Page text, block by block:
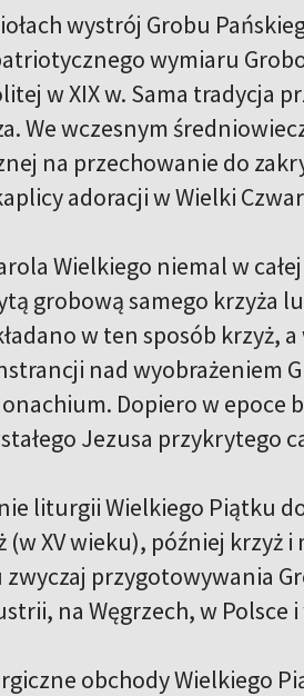
wystrój Grobu
wymiaru
w XIX w. Sama tradycja
We wczesnym
na przechowanie do
adoracji w Wielki
Wielkiego niemal w
grobową samego krzyża
w ten sposób krzyż,
nad wyobrażeniem
Dopiero w
Jezusa przykrytego
liturgii Wielkiego Piątku
(w XV wieku), później krzyż
zwyczaj przygotowywania
na Węgrzech, w Polsce
obchody Wielkiego